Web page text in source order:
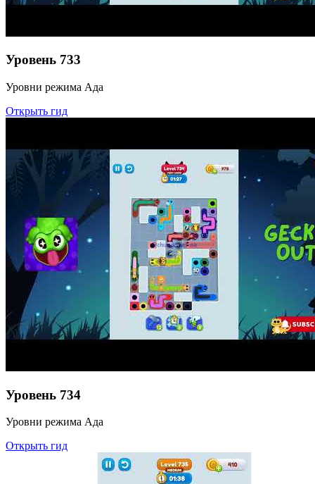
Уровень 733
Уровни режима Ада
Открыть гид
Уровень 734
Уровни режима Ада
Открыть гид